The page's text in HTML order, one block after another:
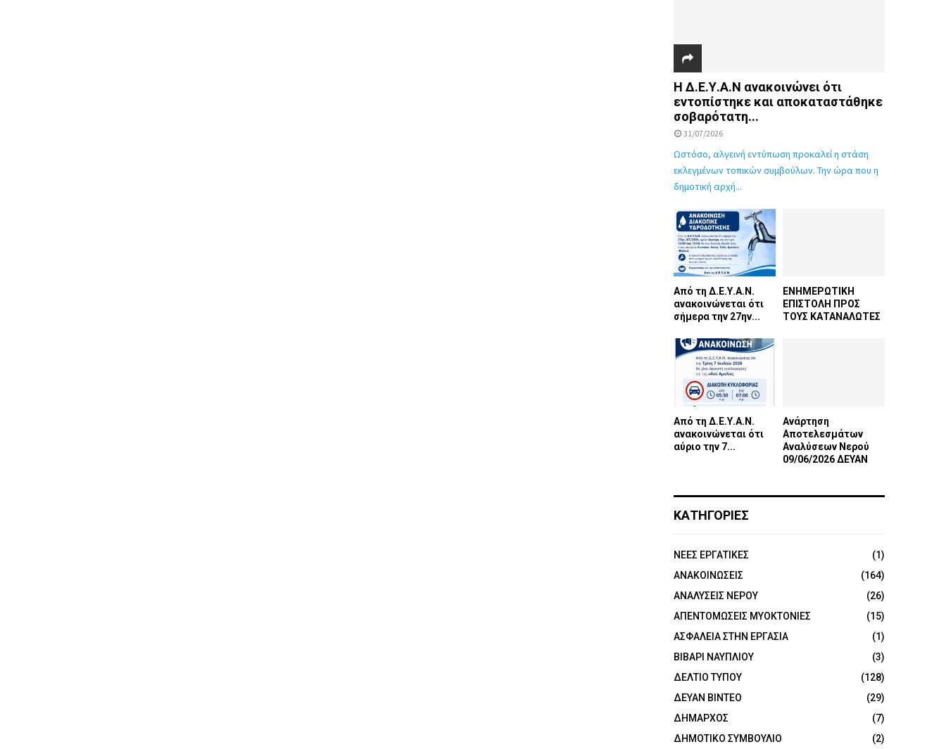
Η Δ.Ε.Υ.Α.Ν ανακοινώνει ότι
εντοπίστηκε και αποκαταστάθηκε
σοβαρότατη...
31/07/2026
Ωστόσο, αλγεινή εντύπωση προκαλεί η στάση
εκλεγμένων τοπικών συμβούλων. Την ώρα που η
δημοτική αρχή...
Από τη Δ.Ε.Υ.Α.Ν.
ανακοινώνεται ότι
σήμερα την 27ην...
ΕΝΗΜΕΡΩΤΙΚΗ
ΕΠΙΣΤΟΛΗ ΠΡΟΣ
ΤΟΥΣ ΚΑΤΑΝΑΛΩΤΕΣ
Από τη Δ.Ε.Υ.Α.Ν.
ανακοινώνεται ότι
αύριο την 7...
Ανάρτηση
Αποτελεσμάτων
Αναλύσεων Νερού
09/06/2026 ΔΕΥΑΝ
ΚΑΤΗΓΟΡΙΕΣ
NEEΣ ΕΡΓΑΤΙΚΕΣ
(1)
ΑΝΑΚΟΙΝΩΣΕΙΣ
(164)
ΑΝΑΛΥΣΕΙΣ ΝΕΡΟΥ
(26)
ΑΠΕΝΤΟΜΩΣΕΙΣ ΜΥΟΚΤΟΝΙΕΣ
(15)
ΑΣΦΑΛΕΙΑ ΣΤΗΝ ΕΡΓΑΣΙΑ
(1)
ΒΙΒΑΡΙ ΝΑΥΠΛΙΟΥ
(3)
ΔΕΛΤΙΟ ΤΥΠΟΥ
(128)
ΔΕΥΑΝ ΒΙΝΤΕΟ
(29)
ΔΗΜΑΡΧΟΣ
(7)
ΔΗΜΟΤΙΚΟ ΣΥΜΒΟΥΛΙΟ
(2)